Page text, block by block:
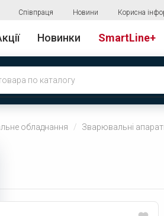
Співпраця Новини Корисна
Новинки SmartLine+
обладнання Зварювальні